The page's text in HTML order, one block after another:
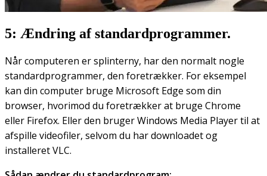
5: Ændring af standardprogrammer.
Når computeren er splinterny, har den normalt nogle
standardprogrammer, den foretrækker. For eksempel
kan din computer bruge Microsoft Edge som din
browser, hvorimod du foretrækker at bruge Chrome
eller Firefox. Eller den bruger Windows Media Player til at
afspille videofiler, selvom du har downloadet og
installeret VLC.